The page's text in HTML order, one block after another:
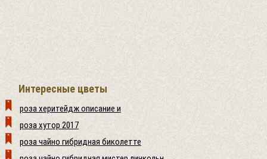
Интересные цветы
роза херитейдж описание и
роза хутор 2017
роза чайно гибридная биколетте